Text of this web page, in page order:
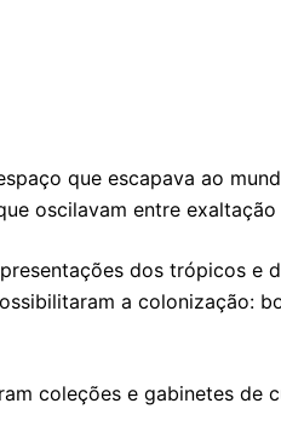
que escapava ao
oscilavam entre
dos trópicos e
a colonização:
coleções e gabinetes de